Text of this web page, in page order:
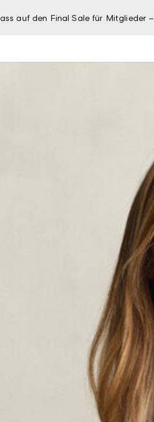
auf den Final Sale für Mitglieder –